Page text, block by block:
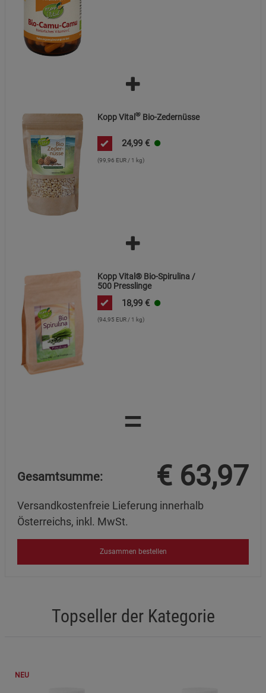
Kopp Vital® Bio-Zedernüsse
24,99 €
(99,96 EUR / 1 kg)
Kopp Vital® Bio-Spirulina /
500 Presslinge
18,99 €
(94,95 EUR / 1 kg)
=
Gesamtsumme: € 63,97
Versandkostenfreie Lieferung innerhalb
Österreichs, inkl. MwSt.
Zusammen bestellen
Topseller der Kategorie
NEU